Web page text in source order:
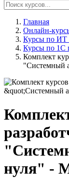
Главная
Онлайн-
Курсы по ИТ
Курсы по 1С
Комплект
"Системный
нуля" -